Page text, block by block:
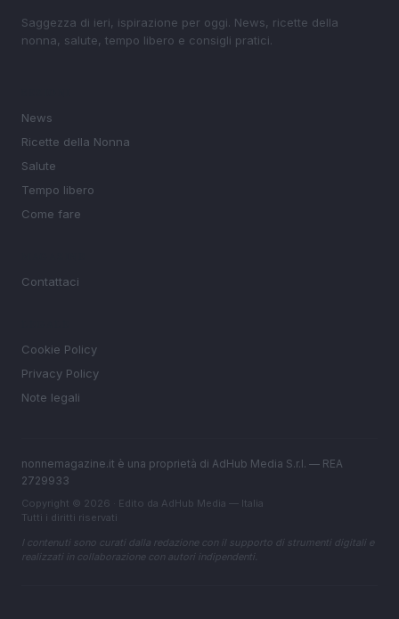
Saggezza di ieri, ispirazione per oggi. News, ricette della
nonna, salute, tempo libero e consigli pratici.
News
Ricette della Nonna
Salute
Tempo libero
Come fare
Contattaci
Cookie Policy
Privacy Policy
Note legali
nonnemagazine.it è una proprietà di AdHub Media S.r.l. — REA
2729933
Copyright © 2026 · Edito da AdHub Media — Italia
Tutti i diritti riservati
I contenuti sono curati dalla redazione con il supporto di strumenti digitali e
realizzati in collaborazione con autori indipendenti.